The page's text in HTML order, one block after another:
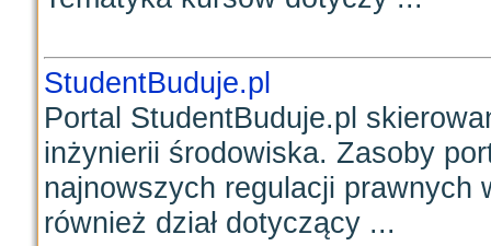
StudentBuduje.pl
Portal StudentBuduje.pl
inżynierii środowiska. Zasoby
najnowszych regulacji prawnych
również dział dotyczący ...